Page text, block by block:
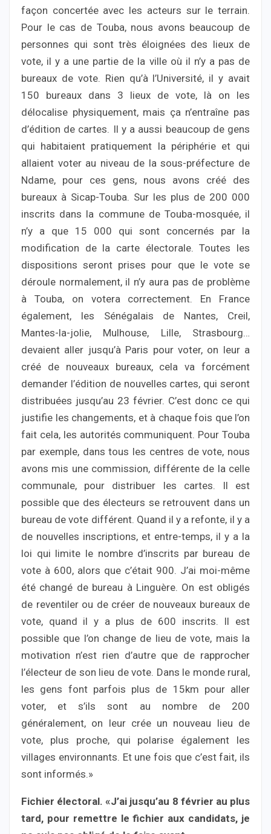
façon concertée avec les acteurs sur le terrain.
Pour le cas de Touba, nous avons beaucoup de
personnes qui sont très éloignées des lieux de
vote, il y a une partie de la ville où il n’y a pas de
bureaux de vote. Rien qu’à l’Université, il y avait
150 bureaux dans 3 lieux de vote, là on les
délocalise physiquement, mais ça n’entraîne pas
d’édition de cartes. Il y a aussi beaucoup de gens
qui habitaient pratiquement la périphérie et qui
allaient voter au niveau de la sous-préfecture de
Ndame, pour ces gens, nous avons créé des
bureaux à Sicap-Touba. Sur les plus de 200 000
inscrits dans la commune de Touba-mosquée, il
n’y a que 15 000 qui sont concernés par la
modification de la carte électorale. Toutes les
dispositions seront prises pour que le vote se
déroule normalement, il n’y aura pas de problème
à Touba, on votera correctement. En France
également, les Sénégalais de Nantes, Creil,
Mantes-la-jolie, Mulhouse, Lille, Strasbourg…
devaient aller jusqu’à Paris pour voter, on leur a
créé de nouveaux bureaux, cela va forcément
demander l’édition de nouvelles cartes, qui seront
distribuées jusqu’au 23 février. C’est donc ce qui
justifie les changements, et à chaque fois que l’on
fait cela, les autorités communiquent. Pour Touba
par exemple, dans tous les centres de vote, nous
avons mis une commission, différente de la celle
communale, pour distribuer les cartes. Il est
possible que des électeurs se retrouvent dans un
bureau de vote différent. Quand il y a refonte, il y a
de nouvelles inscriptions, et entre-temps, il y a la
loi qui limite le nombre d’inscrits par bureau de
vote à 600, alors que c’était 900. J’ai moi-même
été changé de bureau à Linguère. On est obligés
de reventiler ou de créer de nouveaux bureaux de
vote, quand il y a plus de 600 inscrits. Il est
possible que l’on change de lieu de vote, mais la
motivation n’est rien d’autre que de rapprocher
l’électeur de son lieu de vote. Dans le monde rural,
les gens font parfois plus de 15km pour aller
voter, et s’ils sont au nombre de 200
généralement, on leur crée un nouveau lieu de
vote, plus proche, qui polarise également les
villages environnants. Et une fois que c’est fait, ils
sont informés.»
Fichier électoral. «J’ai jusqu’au 8 février au plus
tard, pour remettre le fichier aux candidats, je